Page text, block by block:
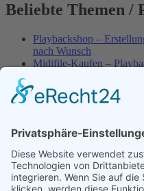
Beliebte Themen /
Playbackshop –
nach Wunsch
Midifile-Kaufen –
Best of Karaoke – Roy
World-of-Karaoke –
Playbackshop –
Minuten
10 Spanische All-TIME
Absolute Klassiker
Playbackshop –